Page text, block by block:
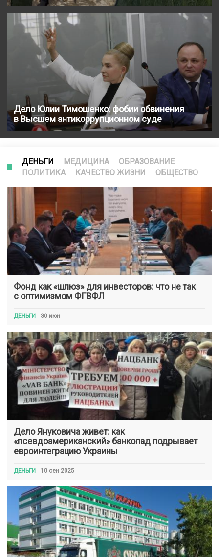
Дело Юлии Тимошенко: фобии обвинения
в Высшем антикоррупционном суде
ДЕНЬГИ МЕДИЦИНА
ОБРАЗОВАНИЕ
ПОЛИТИКА
КАЧЕСТВО ЖИЗНИ ОБЩЕСТВО
Фонд как «шлюз» для инвесторов: что не так
с оптимизмом ФГВФЛ
ДЕНЬГИ 30 июн
Дело Януковича живет: как
«псевдоамериканский» банкопад подрывает
евроинтеграцию Украины
ДЕНЬГИ 10 сен 2025